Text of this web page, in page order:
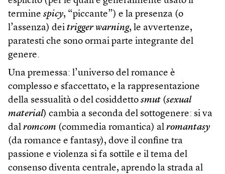
termine spicy, “piccante”) e la presenza (o
l’assenza) dei trigger warning, le avvertenze,
paratesti che sono ormai parte integrante del
genere.
Una premessa: l’universo del romance è
complesso e sfaccettato, e la rappresentazione
della sessualità o del cosiddetto smut (sexual
material) cambia a seconda del sottogenere: si va
dal romcom (commedia romantica) al romantasy
(da romance e fantasy), dove il confine tra
passione e violenza si fa sottile e il tema del
consenso diventa centrale, aprendo la strada al